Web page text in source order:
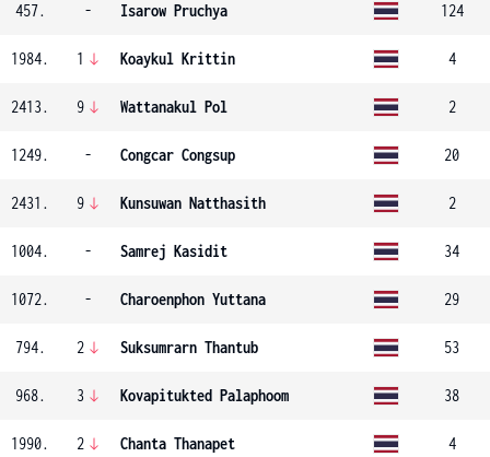
457. - Isarow Pruchya 124
1984. 1 Koaykul Krittin 4
2413. 9 Wattanakul Pol 2
1249. - Congcar Congsup 20
2431. 9 Kunsuwan Natthasith 2
1004. - Samrej Kasidit 34
1072. - Charoenphon Yuttana 29
794. 2 Suksumrarn Thantub 53
968. 3 Kovapitukted Palaphoom 38
1990. 2 Chanta Thanapet 4